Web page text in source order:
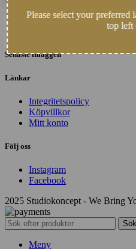
Nordmannavägen 24, 224
Telefon: +46 (0)702-122058
E-post:
Senaste inläggen
Länkar
Integritetspolicy
Köpvillkor
Mitt konto
Följ oss
Instagram
Facebook
2025 Studiokoncept - We Bring
Meny
Please select your preferred
top left